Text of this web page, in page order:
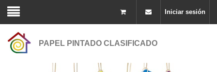
Iniciar sesión
PAPEL PINTADO CLASIFICADO